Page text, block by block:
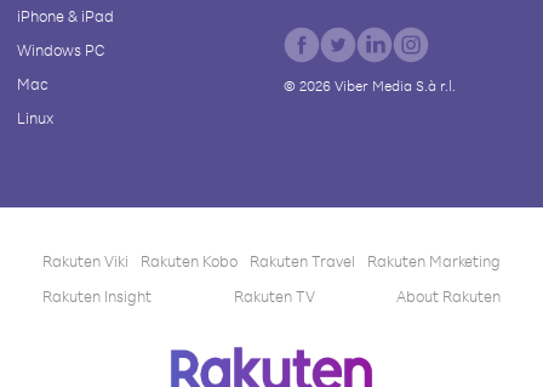
iPhone & iPad
Windows PC
Mac
Linux
© 2026Viber Media S.à r.l.
Rakuten Viki Rakuten Kobo Rakuten Travel
Rakuten Marketing
Rakuten Insight
Rakuten TV About Rakuten